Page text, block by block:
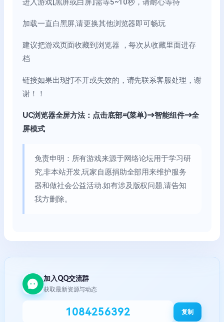
进入游戏[黑屏或白屏]需等5~10秒，请耐心等待
加载一直白黑屏,请更换其他浏览器即可畅玩
建议把游戏页面收藏到浏览器 ，每次从收藏里面进存
档
链接如果出现打不开或失效的，请先联系客服处理，谢
谢！！
UC浏览器全屏方法：点击底部=(菜单)→智能组件→全
屏模式
免责申明：所有游戏来源于网络论坛用于学习研
究,非本站开发,玩家自愿捐助全部用来维护服务
器和做社会公益活动.如有涉及版权问题,请告知
我方删除。
加入QQ交流群
获取最新资源与动态
1084256392 复制